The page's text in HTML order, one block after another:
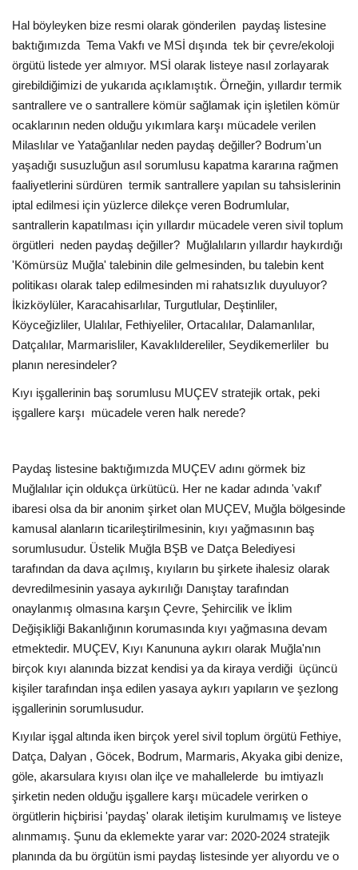
Hal böyleyken bize resmi olarak gönderilen paydaş listesine
baktığımızda Tema Vakfı ve MSİ dışında tek bir çevre/ekoloji
örgütü listede yer almıyor. MSİ olarak listeye nasıl zorlayarak
girebildiğimizi de yukarıda açıklamıştık. Örneğin, yıllardır termik
santrallere ve o santrallere kömür sağlamak için işletilen kömür
ocaklarının neden olduğu yıkımlara karşı mücadele verilen
Milaslılar ve Yatağanlılar neden paydaş değiller? Bodrum'un
yaşadığı susuzluğun asıl sorumlusu kapatma kararına rağmen
faaliyetlerini sürdüren termik santrallere yapılan su tahsislerinin
iptal edilmesi için yüzlerce dilekçe veren Bodrumlular,
santrallerin kapatılması için yıllardır mücadele veren sivil toplum
örgütleri neden paydaş değiller? Muğlalıların yıllardır haykırdığı
'Kömürsüz Muğla' talebinin dile gelmesinden, bu talebin kent
politikası olarak talep edilmesinden mi rahatsızlık duyuluyor?
İkizköylüler, Karacahisarlılar, Turgutlular, Deştinliler,
Köyceğizliler, Ulalılar, Fethiyeliler, Ortacalılar, Dalamanlılar,
Datçalılar, Marmarisliler, Kavaklıldereliler, Seydikemerliler bu
planın neresindeler?
Kıyı işgallerinin baş sorumlusu MUÇEV stratejik ortak, peki
işgallere karşı mücadele veren halk nerede?
Paydaş listesine baktığımızda MUÇEV adını görmek biz
Muğlalılar için oldukça ürkütücü. Her ne kadar adında 'vakıf'
ibaresi olsa da bir anonim şirket olan MUÇEV, Muğla bölgesinde
kamusal alanların ticarileştirilmesinin, kıyı yağmasının baş
sorumlusudur. Üstelik Muğla BŞB ve Datça Belediyesi
tarafından da dava açılmış, kıyıların bu şirkete ihalesiz olarak
devredilmesinin yasaya aykırılığı Danıştay tarafından
onaylanmış olmasına karşın Çevre, Şehircilik ve İklim
Değişikliği Bakanlığının korumasında kıyı yağmasına devam
etmektedir. MUÇEV, Kıyı Kanununa aykırı olarak Muğla'nın
birçok kıyı alanında bizzat kendisi ya da kiraya verdiği üçüncü
kişiler tarafından inşa edilen yasaya aykırı yapıların ve şezlong
işgallerinin sorumlusudur.
Kıyılar işgal altında iken birçok yerel sivil toplum örgütü Fethiye,
Datça, Dalyan , Göcek, Bodrum, Marmaris, Akyaka gibi denize,
göle, akarsulara kıyısı olan ilçe ve mahallelerde bu imtiyazlı
şirketin neden olduğu işgallere karşı mücadele verirken o
örgütlerin hiçbirisi 'paydaş' olarak iletişim kurulmamış ve listeye
alınmamış. Şunu da eklemekte yarar var: 2020-2024 stratejik
planında da bu örgütün ismi paydaş listesinde yer alıyordu ve o